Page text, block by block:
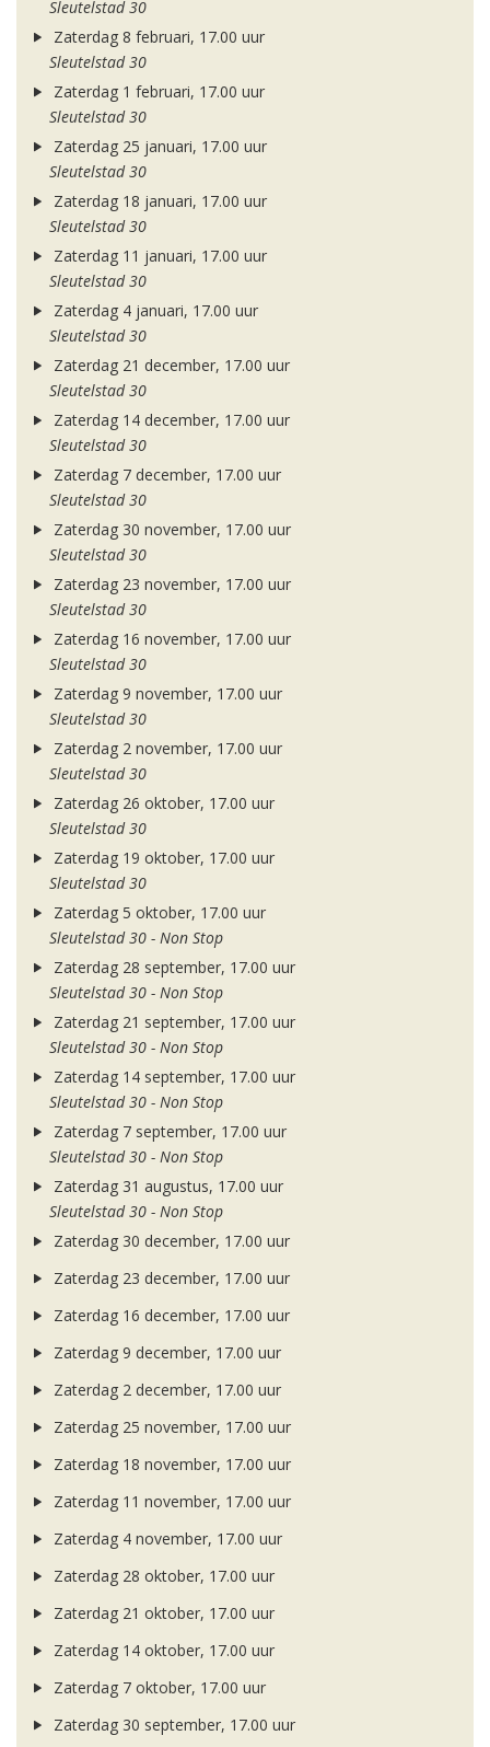
Sleutelstad 30
Zaterdag 8 februari, 17.00 uur
Sleutelstad 30
Zaterdag 1 februari, 17.00 uur
Sleutelstad 30
Zaterdag 25 januari, 17.00 uur
Sleutelstad 30
Zaterdag 18 januari, 17.00 uur
Sleutelstad 30
Zaterdag 11 januari, 17.00 uur
Sleutelstad 30
Zaterdag 4 januari, 17.00 uur
Sleutelstad 30
Zaterdag 21 december, 17.00 uur
Sleutelstad 30
Zaterdag 14 december, 17.00 uur
Sleutelstad 30
Zaterdag 7 december, 17.00 uur
Sleutelstad 30
Zaterdag 30 november, 17.00 uur
Sleutelstad 30
Zaterdag 23 november, 17.00 uur
Sleutelstad 30
Zaterdag 16 november, 17.00 uur
Sleutelstad 30
Zaterdag 9 november, 17.00 uur
Sleutelstad 30
Zaterdag 2 november, 17.00 uur
Sleutelstad 30
Zaterdag 26 oktober, 17.00 uur
Sleutelstad 30
Zaterdag 19 oktober, 17.00 uur
Sleutelstad 30
Zaterdag 5 oktober, 17.00 uur
Sleutelstad 30 - Non Stop
Zaterdag 28 september, 17.00 uur
Sleutelstad 30 - Non Stop
Zaterdag 21 september, 17.00 uur
Sleutelstad 30 - Non Stop
Zaterdag 14 september, 17.00 uur
Sleutelstad 30 - Non Stop
Zaterdag 7 september, 17.00 uur
Sleutelstad 30 - Non Stop
Zaterdag 31 augustus, 17.00 uur
Sleutelstad 30 - Non Stop
Zaterdag 30 december, 17.00 uur
Zaterdag 23 december, 17.00 uur
Zaterdag 16 december, 17.00 uur
Zaterdag 9 december, 17.00 uur
Zaterdag 2 december, 17.00 uur
Zaterdag 25 november, 17.00 uur
Zaterdag 18 november, 17.00 uur
Zaterdag 11 november, 17.00 uur
Zaterdag 4 november, 17.00 uur
Zaterdag 28 oktober, 17.00 uur
Zaterdag 21 oktober, 17.00 uur
Zaterdag 14 oktober, 17.00 uur
Zaterdag 7 oktober, 17.00 uur
Zaterdag 30 september, 17.00 uur